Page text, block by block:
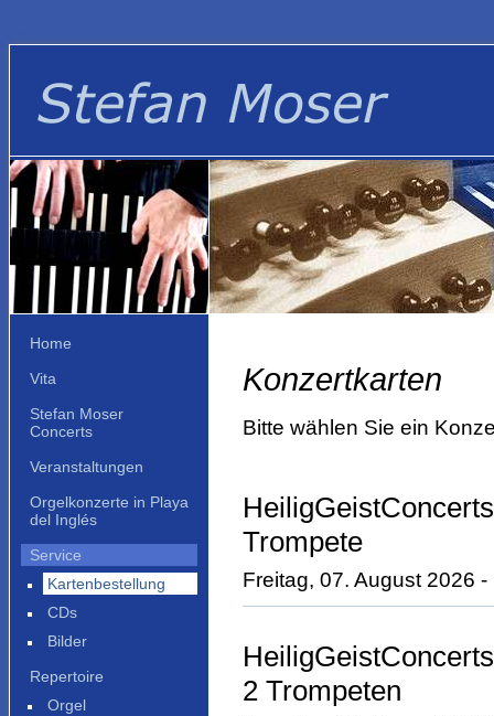
Konzertkarten
Bitte wählen Sie ein
Trompete
Freitag, 07. August 2026
2 Trompeten
Home
Vita
Stefan Moser
Concerts
Veranstaltungen
Orgelkonzerte in Playa
del Inglés
Service
Kartenbestellung
CDs
Bilder
Repertoire
Orgel